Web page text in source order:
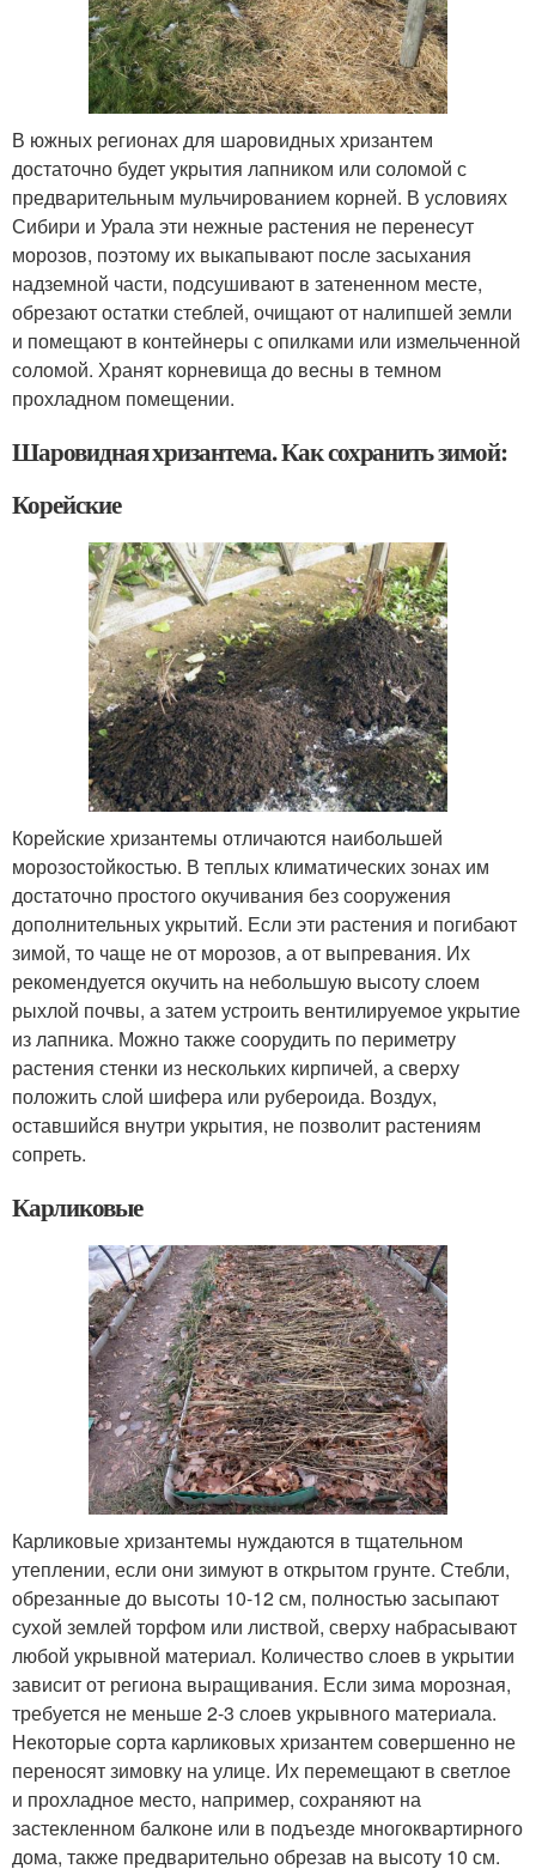
В южных регионах для шаровидных хризантем
достаточно будет укрытия лапником или соломой с
предварительным мульчированием корней. В условиях
Сибири и Урала эти нежные растения не перенесут
морозов, поэтому их выкапывают после засыхания
надземной части, подсушивают в затененном месте,
обрезают остатки стеблей, очищают от налипшей земли
и помещают в контейнеры с опилками или измельченной
соломой. Хранят корневища до весны в темном
прохладном помещении.
Шаровидная хризантема. Как сохранить зимой:
Корейские
Корейские хризантемы отличаются наибольшей
морозостойкостью. В теплых климатических зонах им
достаточно простого окучивания без сооружения
дополнительных укрытий. Если эти растения и погибают
зимой, то чаще не от морозов, а от выпревания. Их
рекомендуется окучить на небольшую высоту слоем
рыхлой почвы, а затем устроить вентилируемое укрытие
из лапника. Можно также соорудить по периметру
растения стенки из нескольких кирпичей, а сверху
положить слой шифера или рубероида. Воздух,
оставшийся внутри укрытия, не позволит растениям
сопреть.
Карликовые
Карликовые хризантемы нуждаются в тщательном
утеплении, если они зимуют в открытом грунте. Стебли,
обрезанные до высоты 10-12 см, полностью засыпают
сухой землей торфом или листвой, сверху набрасывают
любой укрывной материал. Количество слоев в укрытии
зависит от региона выращивания. Если зима морозная,
требуется не меньше 2-3 слоев укрывного материала.
Некоторые сорта карликовых хризантем совершенно не
переносят зимовку на улице. Их перемещают в светлое
и прохладное место, например, сохраняют на
застекленном балконе или в подъезде многоквартирного
дома, также предварительно обрезав на высоту 10 см.